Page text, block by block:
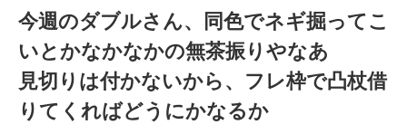
今週のダブルさん、同色でネギ掘ってこ
いとかなかなかの無茶振りやなあ
見切りは付かないから、フレ枠で凸杖借
りてくればどうにかなるか